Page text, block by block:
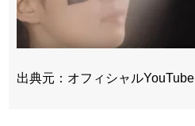
出典元：オフィシャルYouTube